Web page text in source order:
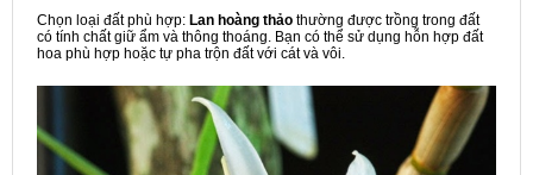
Chọn loại đất phù hợp: Lan hoàng thảo thường được trồng trong đất
có tính chất giữ ẩm và thông thoáng. Bạn có thể sử dụng hỗn hợp đất
hoa phù hợp hoặc tự pha trộn đất với cát và vôi.